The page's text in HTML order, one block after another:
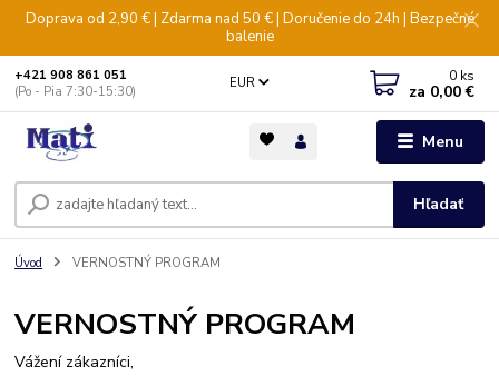
Doprava od 2,90 € | Zdarma nad 50 € | Doručenie do 24h | Bezpečné
balenie
Menu
EUR
Hľadať
+421 908 861 051
(Po - Pia 7:30-15:30)
0 ks
za 0,00 €
Úvod VERNOSTNÝ PROGRAM
VERNOSTNÝ PROGRAM
Vážení zákazníci,